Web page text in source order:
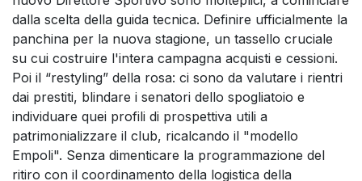
dalla scelta della guida tecnica. Definire ufficialmente la
panchina per la nuova stagione, un tassello cruciale
su cui costruire l'intera campagna acquisti e cessioni.
Poi il “restyling” della rosa: ci sono da valutare i rientri
dai prestiti, blindare i senatori dello spogliatoio e
individuare quei profili di prospettiva utili a
patrimonializzare il club, ricalcando il "modello
Empoli". Senza dimenticare la programmazione del
ritiro con il coordinamento della logistica della